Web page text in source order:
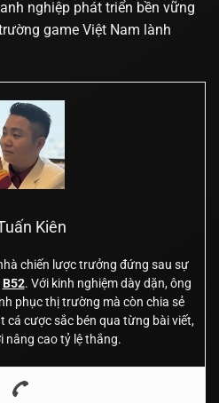
nghiệp phát triển bền vững
game Việt Nam lành
Kiên
chiến lược trưởng đứng sau sự
B52. Với kinh nghiệm dày dặn, ông
phục thị trường mà còn chia sẻ
cá cược sắc bén qua từng bài viết,
nâng cao tỷ lệ thắng.